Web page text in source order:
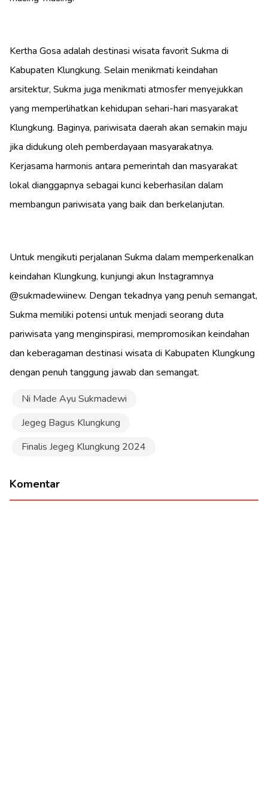
Kertha Gosa adalah destinasi wisata favorit Sukma di
Kabupaten Klungkung. Selain menikmati keindahan
arsitektur, Sukma juga menikmati atmosfer menyejukkan
yang memperlihatkan kehidupan sehari-hari masyarakat
Klungkung. Baginya, pariwisata daerah akan semakin maju
jika didukung oleh pemberdayaan masyarakatnya.
Kerjasama harmonis antara pemerintah dan masyarakat
lokal dianggapnya sebagai kunci keberhasilan dalam
membangun pariwisata yang baik dan berkelanjutan.
Untuk mengikuti perjalanan Sukma dalam memperkenalkan
keindahan Klungkung, kunjungi akun Instagramnya
@sukmadewiinew. Dengan tekadnya yang penuh semangat,
Sukma memiliki potensi untuk menjadi seorang duta
pariwisata yang menginspirasi, mempromosikan keindahan
dan keberagaman destinasi wisata di Kabupaten Klungkung
dengan penuh tanggung jawab dan semangat.
Ni Made Ayu Sukmadewi
Jegeg Bagus Klungkung
Finalis Jegeg Klungkung 2024
Komentar